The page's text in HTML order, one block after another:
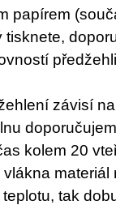
papírem
tisknete,
závisí
kolem 20
materiál
tak